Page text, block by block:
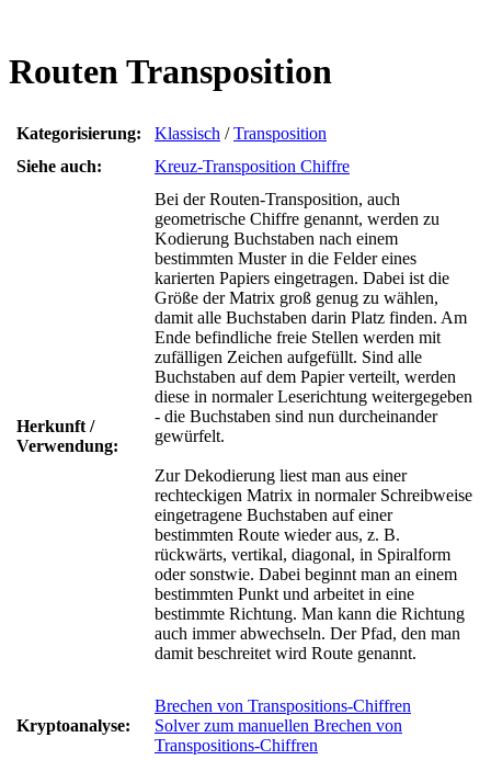
Routen Transposition
Kategorisierung: Klassisch /Transposition
Siehe auch:
Kreuz-Transposition Chiffre
Herkunft /
Verwendung:
Bei der Routen-Transposition, auch
geometrische Chiffre genannt, werden zu
Kodierung Buchstaben nach einem
bestimmten Muster in die Felder eines
karierten Papiers eingetragen. Dabei ist die
Größe der Matrix groß genug zu wählen,
damit alle Buchstaben darin Platz finden. Am
Ende befindliche freie Stellen werden mit
zufälligen Zeichen aufgefüllt. Sind alle
Buchstaben auf dem Papier verteilt, werden
diese in normaler Leserichtung weitergegeben
- die Buchstaben sind nun durcheinander
gewürfelt.
Zur Dekodierung liest man aus einer
rechteckigen Matrix in normaler Schreibweise
eingetragene Buchstaben auf einer
bestimmten Route wieder aus, z. B.
rückwärts, vertikal, diagonal, in Spiralform
oder sonstwie. Dabei beginnt man an einem
bestimmten Punkt und arbeitet in eine
bestimmte Richtung. Man kann die Richtung
auch immer abwechseln. Der Pfad, den man
damit beschreitet wird Route genannt.
Kryptoanalyse:
Brechen von Transpositions-Chiffren
Solver zum manuellen Brechen von
Transpositions-Chiffren